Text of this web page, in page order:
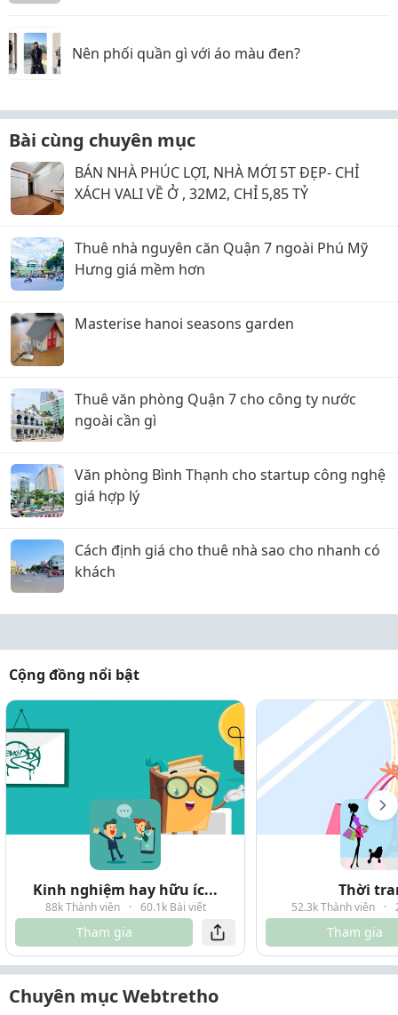
Nên phối quần gì với áo màu đen?
Bài cùng chuyên mục
BÁN NHÀ PHÚC LỢI, NHÀ MỚI 5T ĐẸP- CHỈ
XÁCH VALI VỀ Ở , 32M2, CHỈ 5,85 TỶ
Thuê nhà nguyên căn Quận 7 ngoài Phú Mỹ
Hưng giá mềm hơn
Masterise hanoi seasons garden
Thuê văn phòng Quận 7 cho công ty nước
ngoài cần gì
Văn phòng Bình Thạnh cho startup công nghệ
giá hợp lý
Cách định giá cho thuê nhà sao cho nhanh có
khách
Cộng đồng nổi bật
Kinh nghiệm hay hữu íc...
88k Thành viên · 60.1k Bài viết
Tham gia
Thời
52.3k Thành viên ·
Tham gia
Chuyên mục Webtretho